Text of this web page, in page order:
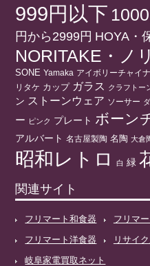
999円以下
円から2999円 HOYA・
NORITAKE・ノ
SONE Yamaka アイボリーチャイナ
リタケ カップ ガラス クラフトー
ン ストーンウェア ソーサー
ー ピンク プレート ボーン
アルバート 名古屋製陶 名陶 大倉
昭和レトロ 白 緑
関連サイト
フリマート和食器
フリマ
フリマート洋食器
リサイ
岐阜家電買取ネット